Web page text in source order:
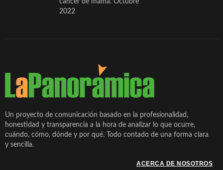
2022
Un proyecto de comunicación basado en la profesionalidad,
honestidad y transparencia a la hora de analizar lo que ocurre,
cuándo, cómo, dónde y por qué. Todo contado de una forma clara
y sencilla.
ACERCA DE NOSOTROS